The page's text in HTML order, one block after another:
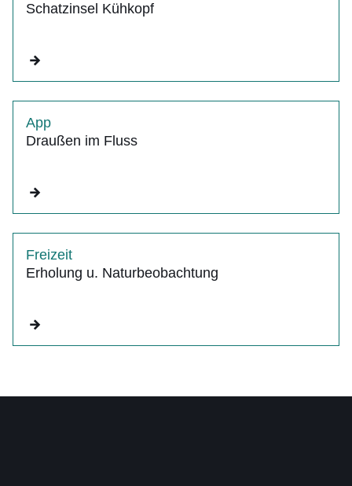
Schatzinsel Kühkopf
App
Draußen im Fluss
Freizeit
Erholung u. Naturbeobachtung